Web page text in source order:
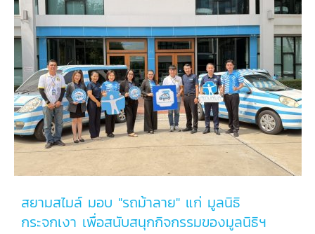
สยามสไมล์ มอบ "รถม้าลาย" แก่ มูลนิธิ
กระจกเงา เพื่อสนับสนุกกิจกรรมของมูลนิธิฯ